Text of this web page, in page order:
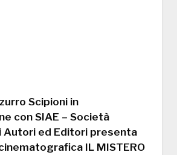
Scipioni in
con SIAE – Società
Autori ed Editori presenta
IL MISTERO